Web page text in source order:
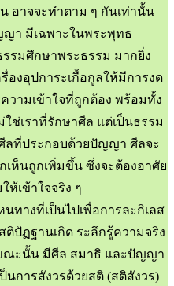
น อาจจะทำตาม ๆ กันเท่านั้น
า มีเฉพาะในพระพุทธ
รมศึกษาพระธรรม มากยิ่ง
องอุปการะเกื้อกูลให้มีการงด
วามเข้าใจที่ถูกต้อง พร้อมทั้ง
ใช่เราที่รักษาศีล แต่เป็นธรรม
ลที่ประกอบด้วยปัญญา ศีลจะ
เห็นถูกเพิ่มขึ้น ซึ่งจะต้องอาศัย
ห้เข้าใจจริง ๆ
างที่เป็นไปเพื่อการละกิเลส
ปัฏฐานเกิด ระลึกรู้ความจริง
ะนั้น มีศีล สมาธิ และปัญญา
นการสังวรด้วยสติ (สติสังวร)